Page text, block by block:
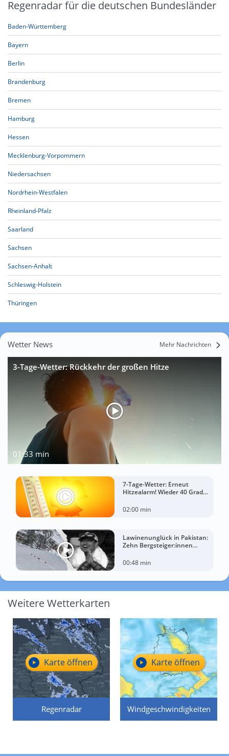
Regenradar für die deutschen Bundesländer
Baden-Württemberg
Bayern
Berlin
Brandenburg
Bremen
Hamburg
Hessen
Mecklenburg-Vorpommern
Niedersachsen
Nordrhein-Westfalen
Rheinland-Pfalz
Saarland
Sachsen
Sachsen-Anhalt
Schleswig-Holstein
Thüringen
Wetter News Mehr Nachrichten
3-Tage-Wetter: Rückkehr der großen Hitze
01:33 min
7-Tage-Wetter: Erneut
Hitzealarm! Wieder 40 Grad
02:00 min
Lawinenunglück in Pakistan:
Zehn Bergsteiger:innen
00:48 min
Weitere Wetterkarten
Regenradar
Karte öffnen
Windgeschwindigkeiten
Karte öffnen